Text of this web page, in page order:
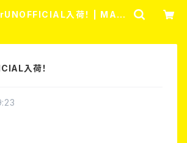
入荷！ | MATI
入荷！